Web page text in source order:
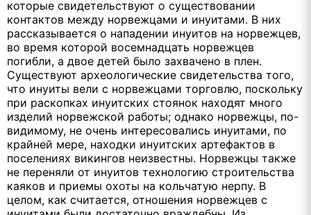
которые свидетельствуют о существовании
контактов между норвежцами и инуитами. В них
рассказывается о нападении инуитов на норвежцев,
во время которой восемнадцать норвежцев
погибли, а двое детей было захвачено в плен.
Существуют археологические свидетельства того,
что инуиты вели с норвежцами торговлю, поскольку
при раскопках инуитских стоянок находят много
изделий норвежской работы; однако норвежцы, по-
видимому, не очень интересовались инуитами, по
крайней мере, находки инуитских артефактов в
поселениях викингов неизвестны. Норвежцы также
не переняли от инуитов технологию строительства
каяков и приемы охоты на кольчатую нерпу. В
целом, как считается, отношения норвежцев с